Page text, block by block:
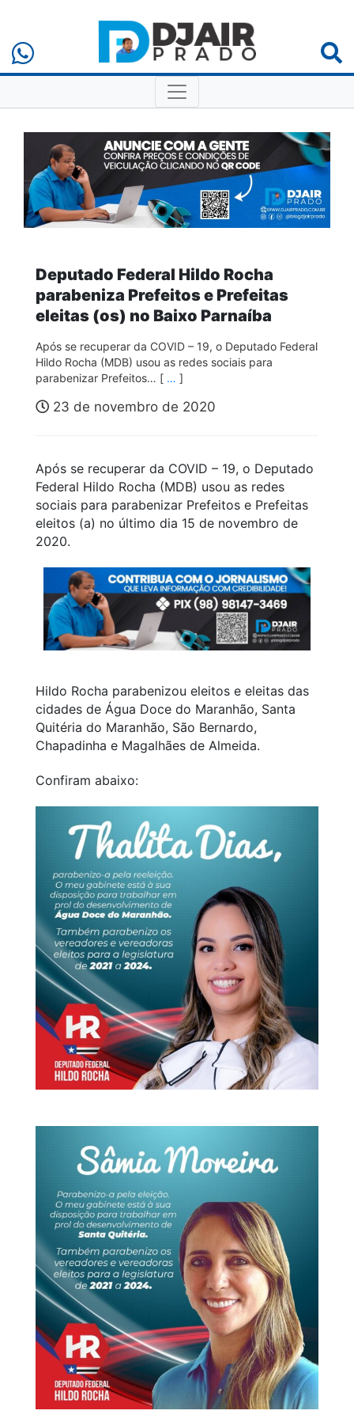
Deputado Federal Hildo Rocha
parabeniza Prefeitos e Prefeitas
eleitas (os) no Baixo Parnaíba
Após se recuperar da COVID – 19, o Deputado Federal
Hildo Rocha (MDB) usou as redes sociais para
parabenizar Prefeitos… [ … ]
23 de novembro de 2020
Após se recuperar da COVID – 19, o Deputado
Federal Hildo Rocha (MDB) usou as redes
sociais para parabenizar Prefeitos e Prefeitas
eleitos (a) no último dia 15 de novembro de
2020.
Hildo Rocha parabenizou eleitos e eleitas das
cidades de Água Doce do Maranhão, Santa
Quitéria do Maranhão, São Bernardo,
Chapadinha e Magalhães de Almeida.
Confiram abaixo: